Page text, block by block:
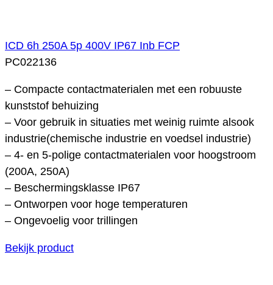
ICD 6h 250A 5p 400V IP67 Inb FCP
PC022136
– Compacte contactmaterialen met een robuuste
kunststof behuizing
– Voor gebruik in situaties met weinig ruimte alsook
industrie(chemische industrie en voedsel industrie)
– 4- en 5-polige contactmaterialen voor hoogstroom
(200A, 250A)
– Beschermingsklasse IP67
– Ontworpen voor hoge temperaturen
– Ongevoelig voor trillingen
Bekijk product